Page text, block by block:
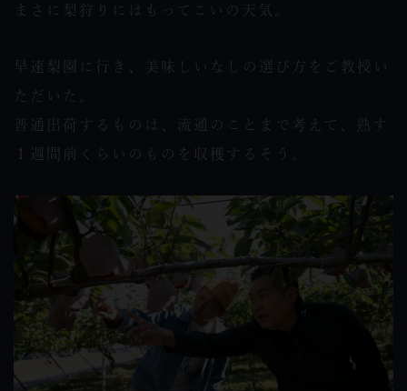
まさに梨狩りにはもってこいの天気。
早速梨園に行き、美味しいなしの選び方をご教授い
ただいた。
普通出荷するものは、流通のことまで考えて、熟す
１週間前くらいのものを収穫するそう。